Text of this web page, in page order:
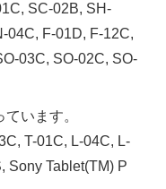
SC-02B, SH-
04C, F-01D, F-12C,
03C, SO-02C, SO-
います。
T-01C, L-04C, L-
Sony Tablet(TM) P